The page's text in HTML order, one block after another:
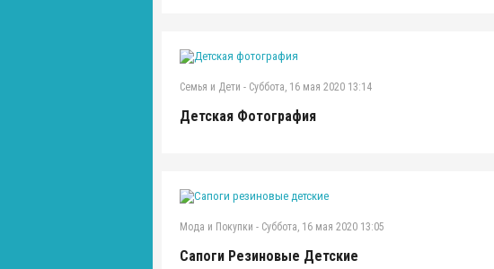
Семья и Дети - Суббота, 16 мая 2020 13:14
Детская Фотография
Мода и Покупки - Суббота, 16 мая 2020 13:05
Сапоги Резиновые Детские